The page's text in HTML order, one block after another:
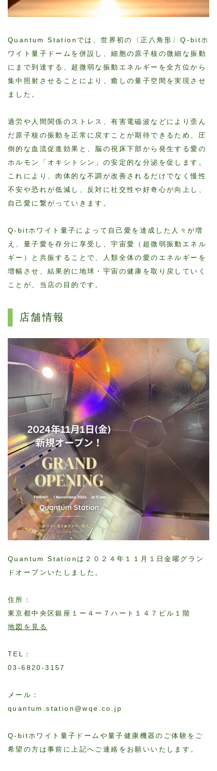
Quantum Stationでは、世界初の〈正八角形〉Q-bitホ
ワイト量子ドームを併設し、細胞の原子核の微細な振動
にまで到達する、超微弱な振動エネルギーを全方位から
集中照射させることにより、癒しの量子空間を実現させ
ました。
過労や人間関係のストレス、有害電磁波などにより歪ん
だ原子核の振動を正常に戻すことが期待できるため、圧
倒的な血流促進効果と、脳の視床下部から発生する愛の
ホルモン「オキシトシン」の安定的な分泌を促します。
これにより、肉体的な不調が改善されるだけでなく慢性
不安や恐れが低減し、反対に社交性や好奇心が向上し、
自己愛に繋がっていきます。
Q-bitホワイト量子によって自己愛を達成した人々が増
え、量子愛を存分に享受し、宇宙愛（超微弱振動エネル
ギー）と共振することで、人類全体の愛のエネルギーを
増幅させ、結果的に地球・宇宙の健康を取り戻していく
ことが、当店の目的です。
店舗情報
Quantum Stationは２０２４年１１月１日金曜グラン
ドオープンいたしました。
住所：
東京都中央区銀座１ー４ー７ハート１４７ビル１階
地図を見る
TEL：
03-6820-3157
メール：
quantum.station@wqe.co.jp
Q-bitホワイト量子ドームや量子健康機器のご体験をご
希望の方は事前に上記へご連絡をお願いいたします。